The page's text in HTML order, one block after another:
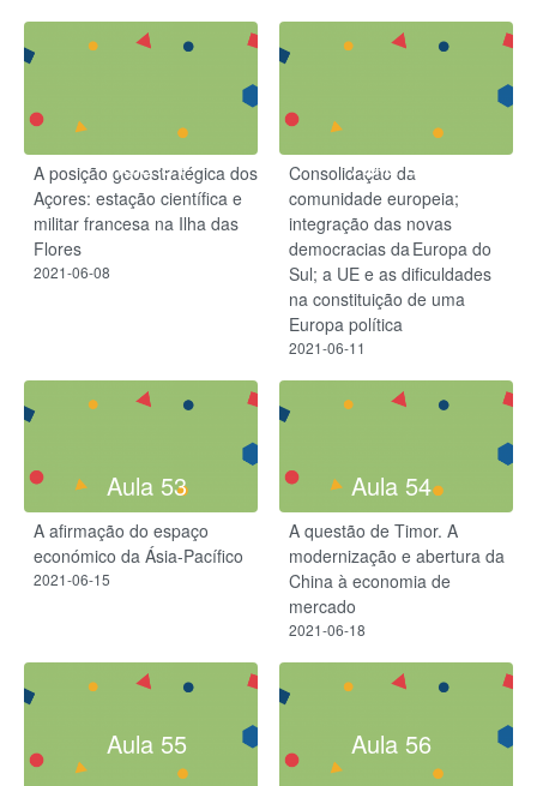
Aula 51
A posição geoestratégica dos
Açores: estação científica e
militar francesa na Ilha das
Flores
2021-06-08
Aula 52
Consolidação da
comunidade europeia;
integração das novas
democracias da Europa do
Sul; a UE e as dificuldades
na constituição de uma
Europa política
2021-06-11
Aula 53
A afirmação do espaço
económico da Ásia-Pacífico
2021-06-15
Aula 54
A questão de Timor. A
modernização e abertura da
China à economia de
mercado
2021-06-18
Aula 55 Aula 56